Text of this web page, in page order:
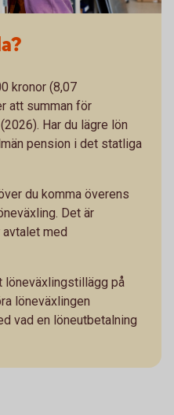
kronor (8,07
att summan för
Har du lägre lön
pension i det statliga
du komma överens
Det är
med
löneväxlingstillägg på
löneväxlingen
vad en löneutbetalning